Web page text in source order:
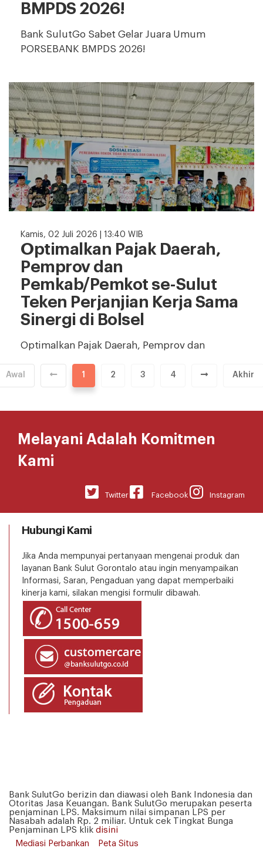
BMPDS 2026!
Bank SulutGo Sabet Gelar Juara Umum
PORSEBANK BMPDS 2026!
Kamis, 02 Juli 2026 | 13:40 WIB
Optimalkan Pajak Daerah,
Pemprov dan
Pemkab/Pemkot se-Sulut
Teken Perjanjian Kerja Sama
Sinergi di Bolsel
Optimalkan Pajak Daerah, Pemprov dan
Kerja Sama Sinergi di Bolsel
Awal 1 2 3 4 Akhir
Melayani Adalah Komitmen
Kami
Instagram
Facebook
Twitter
Hubungi Kami
Jika Anda mempunyai pertanyaan mengenai produk dan
layanan Bank Sulut Gorontalo atau ingin menyampaikan
Informasi, Saran, Pengaduan yang dapat memperbaiki
kinerja kami, silakan mengisi formulir dibawah.
Bank SulutGo berizin dan diawasi oleh Bank Indonesia dan
Otoritas Jasa Keuangan. Bank SulutGo merupakan peserta
penjaminan LPS. Maksimum nilai simpanan LPS per
Nasabah adalah Rp. 2 miliar. Untuk cek Tingkat Bunga
Penjaminan LPS klik disini
Mediasi Perbankan
Peta Situs